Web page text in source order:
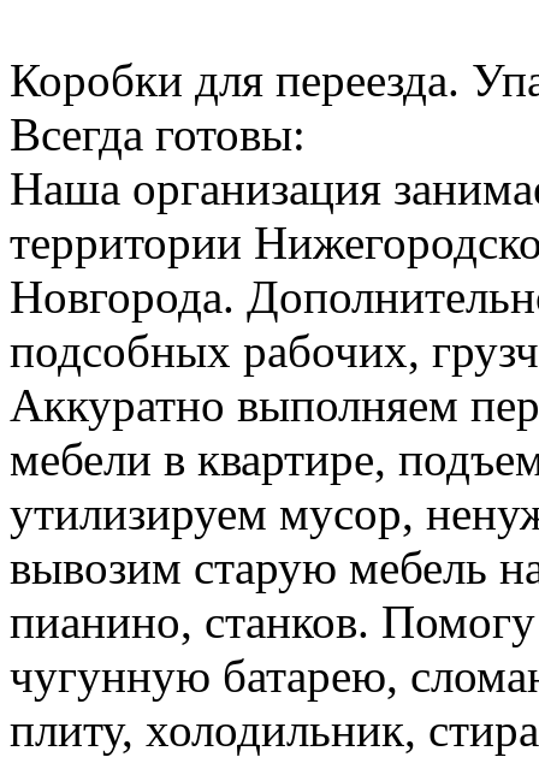
Коробки для переезда.
Всегда готовы:
Наша организация
территории
Новгорода.
подсобных рабочих,
Аккуратно выполняем
мебели в квартире,
утилизируем мусор,
вывозим старую мебель
пианино, станков.
чугунную батарею,
плиту, холодильник,